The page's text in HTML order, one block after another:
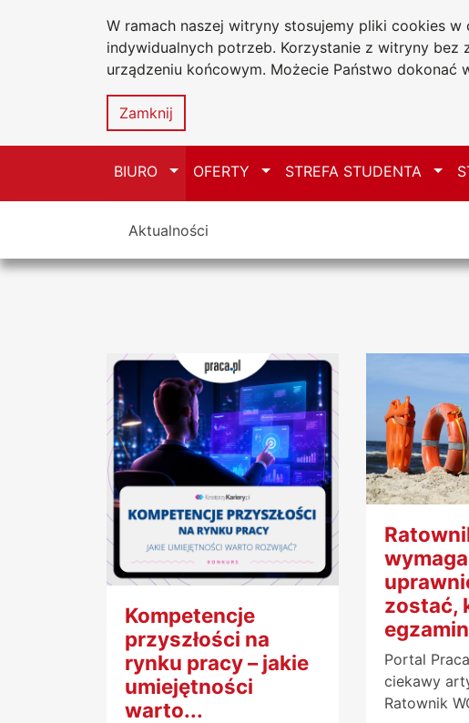
W ramach naszej witryny stosujemy pliki cookies
indywidualnych potrzeb. Korzystanie z witryny bez
urządzeniu końcowym. Możecie Państwo
Zamknij
Przejdź do głównego menu
Przejdź do treści
Przejdź do wyszukiwarki
Przejdź do mapy serwisuUniwersytet
Jana Długosza w
Biuro Karier
BIURO Przełącz
OFERTY Przełącz
STREFA STUDENTA
Tutaj jesteś
Aktualności
Kompetencje
przyszłości na
rynku pracy – jakie
umiejętności
warto...
zostać,
Portal
ciekawy
Ratownik